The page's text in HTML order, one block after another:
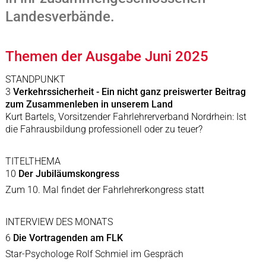
Landesverbände.
Themen der Ausgabe Juni 2025
STANDPUNKT
3 Verkehrssicherheit - Ein nicht ganz preiswerter Beitrag
zum Zusammenleben in unserem Land
Kurt Bartels, Vorsitzender Fahrlehrerverband Nordrhein: Ist
die Fahrausbildung professionell oder zu teuer?
TITELTHEMA
10 Der Jubiläumskongress
Zum 10. Mal findet der Fahrlehrerkongress statt
INTERVIEW DES MONATS
6 Die Vortragenden am FLK
Star-Psychologe Rolf Schmiel im Gespräch